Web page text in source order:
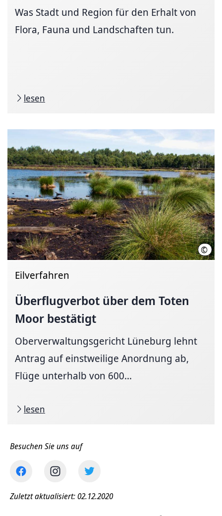
Was Stadt und Region für den Erhalt von
Flora, Fauna und Landschaften tun.
lesen
©
Eilverfahren
Überflugverbot über dem Toten
Moor bestätigt
Oberverwaltungsgericht Lüneburg lehnt
Antrag auf einstweilige Anordnung ab,
Flüge unterhalb von 600...
lesen
Besuchen Sie uns auf
Zuletzt aktualisiert: 02.12.2020